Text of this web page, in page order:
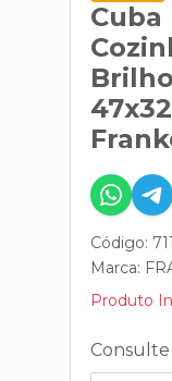
Cuba
Código:
Marca:
Produto